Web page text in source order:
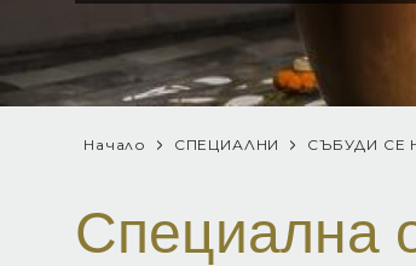
Начало СПЕЦИАЛНИ СЪБУДИ СЕ
Специална